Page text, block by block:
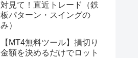
対見て！直近トレード（鉄
板パターン・スイングの
み）
【MT4無料ツール】損切り
金額を決めるだけでロット